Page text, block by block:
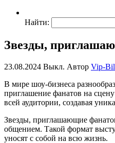
Найти:
Звезды,
23.08.2024 Выкл. Автор Vip-
В мире шоу-бизнеса
приглашение фанатов на
всей аудитории, создавая
Звезды, приглашающие
общением. Такой формат
уносят с собой на всю жизнь.